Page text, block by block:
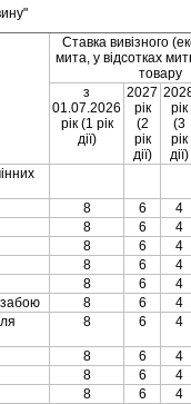
Ставка вивiзного
мита, у вiдсотках
товару
з
01.07.2026
рiк (1 рiк
дiї)
2027
рiк
(2
рiк
дiї)
рiк
(3
рiк
дiї)
8 6 4
8 6 4
8 6 4
8 6 4
8 6 4
забою 8 6 4
8 6 4
8 6 4
8 6 4
8 6 4